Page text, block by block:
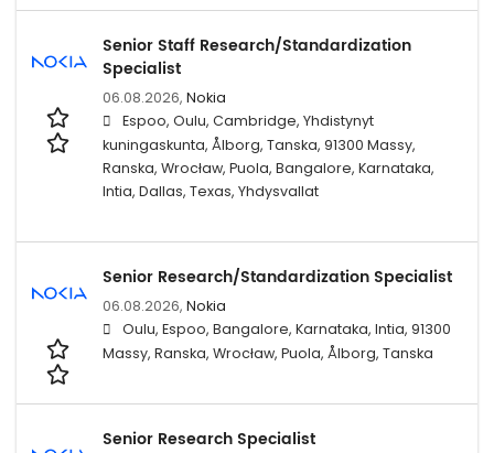
Senior Staff Research/Standardization
Specialist
06.08.2026, Nokia
Espoo, Oulu, Cambridge, Yhdistynyt
kuningaskunta, Ålborg, Tanska, 91300 Massy,
Ranska, Wrocław, Puola, Bangalore, Karnataka,
Intia, Dallas, Texas, Yhdysvallat
Senior Research/Standardization Specialist
06.08.2026, Nokia
Oulu, Espoo, Bangalore, Karnataka, Intia, 91300
Massy, Ranska, Wrocław, Puola, Ålborg, Tanska
Senior Research Specialist